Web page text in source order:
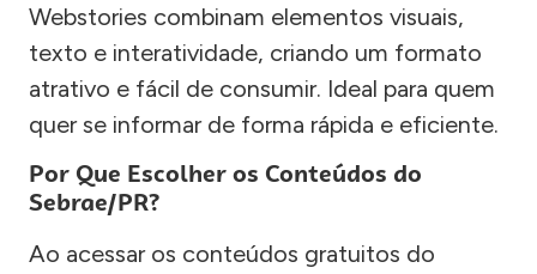
Webstories combinam elementos visuais,
texto e interatividade, criando um formato
atrativo e fácil de consumir. Ideal para quem
quer se informar de forma rápida e eficiente.
Por Que Escolher os Conteúdos do
Sebrae/PR?
Ao acessar os conteúdos gratuitos do